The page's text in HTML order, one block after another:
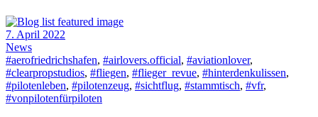
7. April 2022
News
#aerofriedrichshafen, #airlovers.official, #aviationlover,
#clearpropstudios, #fliegen, #flieger_revue, #hinterdenkulissen,
#pilotenleben, #pilotenzeug, #sichtflug, #stammtisch, #vfr,
#vonpilotenfürpiloten